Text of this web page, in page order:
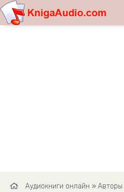
Аудиокниги онлайн » Авторы